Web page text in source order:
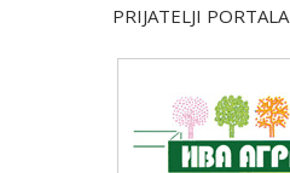
PRIJATELJI PORTALA